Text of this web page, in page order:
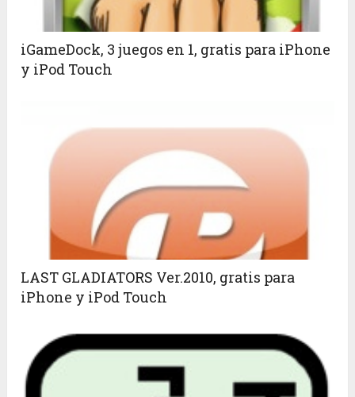
iGameDock, 3 juegos en 1, gratis para iPhone
y iPod Touch
LAST GLADIATORS Ver.2010, gratis para
iPhone y iPod Touch